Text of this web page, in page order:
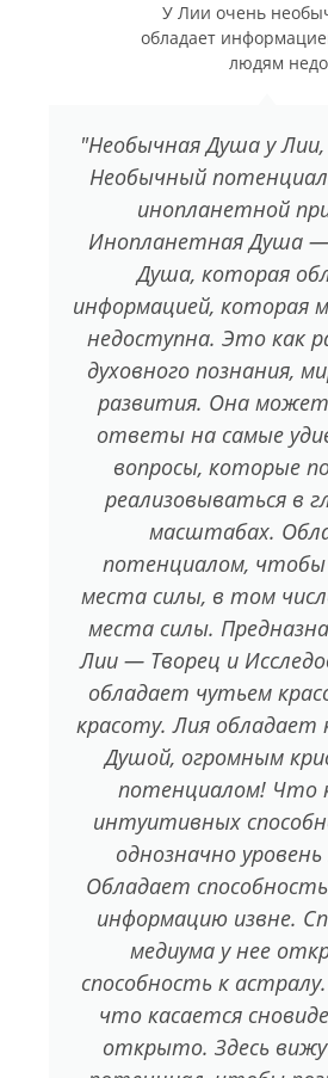
"Необычная Душа у Лии,
Необычный
инопланетной
Инопланетная Душа
Душа, которая
информацией, которая
недоступна. Это как
духовного познания,
развития. Она
ответы на самые
вопросы, которые
реализовываться в
масштабах.
потенциалом,
места силы, в том
места силы.
Лии — Творец и
обладает чутьем
красоту. Лия обладает
Душой, огромным
потенциалом! Что
интуитивных
однозначно
Обладает
информацию извне.
медиума у нее
способность к
что касается
открыто. Здесь
У Лии очень
обладает
людям